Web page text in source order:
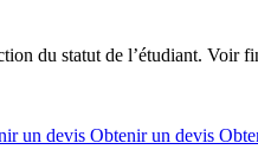
du statut de l’étudiant. Voir
un devis Obtenir un devis